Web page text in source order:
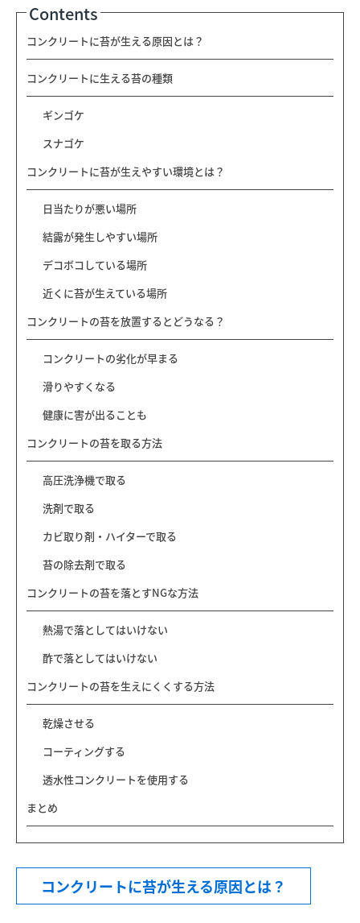
Contents
コンクリートに苔が生える原因とは？
コンクリートに生える苔の種類
ギンゴケ
スナゴケ
コンクリートに苔が生えやすい環境とは？
日当たりが悪い場所
結露が発生しやすい場所
デコボコしている場所
近くに苔が生えている場所
コンクリートの苔を放置するとどうなる？
コンクリートの劣化が早まる
滑りやすくなる
健康に害が出ることも
コンクリートの苔を取る方法
高圧洗浄機で取る
洗剤で取る
カビ取り剤・ハイターで取る
苔の除去剤で取る
コンクリートの苔を落とすNGな方法
熱湯で落としてはいけない
酢で落としてはいけない
コンクリートの苔を生えにくくする方法
乾燥させる
コーティングする
透水性コンクリートを使用する
まとめ
コンクリートに苔が生える原因とは？